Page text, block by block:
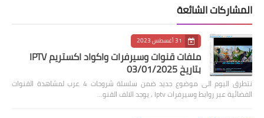
المشاركات الشائعة
31 أغسطس 2023
ملفات قنوات وسيرفرات واكواد اكستريم IPTV
بتاريخ 03/01/2025
نتطرق اليوم الى موضوع جديد ضمن سلسلة شروحات 4 عرب لمشاهدة القنوات
الفضائية عبر روابط وسيرفرات Iptv , يوجد الالف القنو…